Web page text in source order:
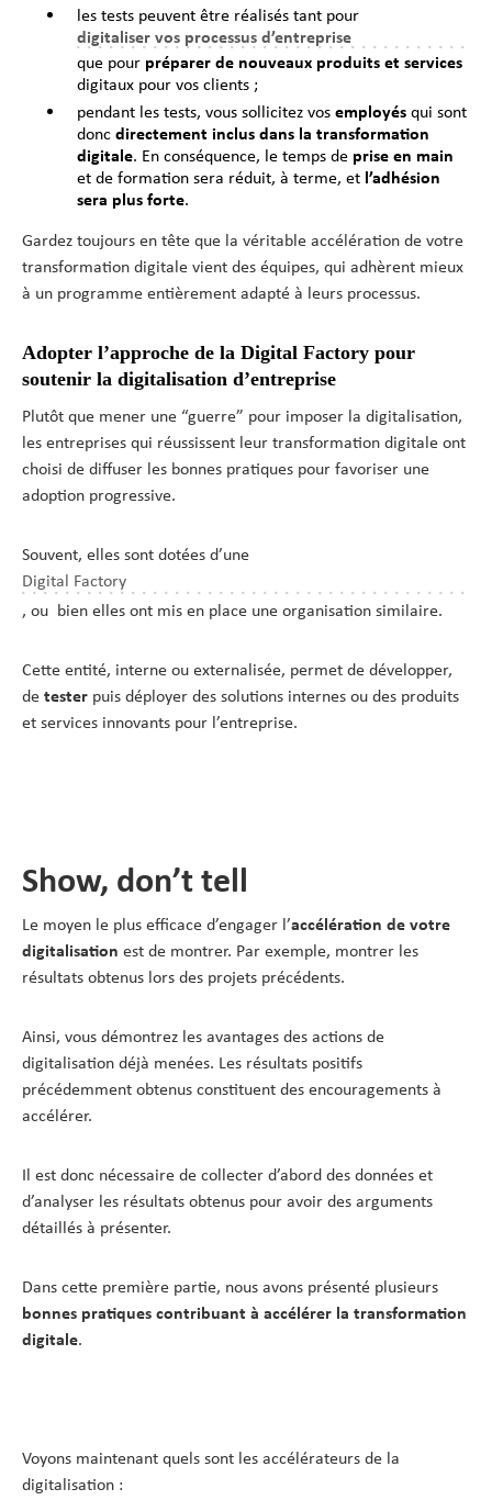
les tests peuvent être réalisés tant pour
digitaliser vos processus d’entreprise
que pour préparer de nouveaux produits et services
digitaux pour vos clients ;
pendant les tests, vous sollicitez vos employés qui sont
donc directement inclus dans la transformation
digitale. En conséquence, le temps de prise en main
et de formation sera réduit, à terme, et l’adhésion
sera plus forte.
Gardez toujours en tête que la véritable accélération de votre
transformation digitale vient des équipes, qui adhèrent mieux
à un programme entièrement adapté à leurs processus.
Adopter l’approche de la Digital Factory pour
soutenir la digitalisation d’entreprise
Plutôt que mener une “guerre” pour imposer la digitalisation,
les entreprises qui réussissent leur transformation digitale ont
choisi de diffuser les bonnes pratiques pour favoriser une
adoption progressive.
Souvent, elles sont dotées d’une
Digital Factory
, ou bien elles ont mis en place une organisation similaire.
Cette entité, interne ou externalisée, permet de développer,
de tester puis déployer des solutions internes ou des produits
et services innovants pour l’entreprise.
Show, don’t tell
Le moyen le plus efficace d’engager l’accélération de votre
digitalisation est de montrer. Par exemple, montrer les
résultats obtenus lors des projets précédents.
Ainsi, vous démontrez les avantages des actions de
digitalisation déjà menées. Les résultats positifs
précédemment obtenus constituent des encouragements à
accélérer.
Il est donc nécessaire de collecter d’abord des données et
d’analyser les résultats obtenus pour avoir des arguments
détaillés à présenter.
Dans cette première partie, nous avons présenté plusieurs
bonnes pratiques contribuant à accélérer la transformation
digitale.
Voyons maintenant quels sont les accélérateurs de la
digitalisation :